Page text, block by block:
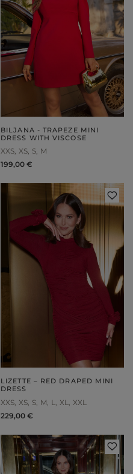
BILJANA - TRAPEZE MINI
DRESS WITH VISCOSE
XXS XS S M
199,00 €
LIZETTE – RED DRAPED MINI
DRESS
XXS XS S M L XL
XXL
229,00 €